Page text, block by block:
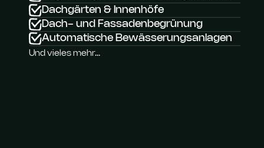
Dachgärten & Innenhöfe
Dach- und Fassadenbegrünung
Automatische Bewässerungsanlagen
Und vieles mehr...